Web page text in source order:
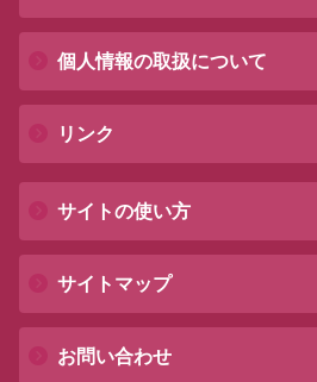
個人情報の取扱について
リンク
サイトの使い方
サイトマップ
お問い合わせ